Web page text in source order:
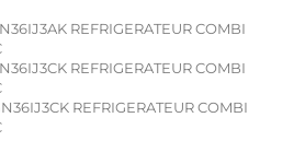
REFRIGERATEUR COMBI
REFRIGERATEUR COMBI
REFRIGERATEUR COMBI